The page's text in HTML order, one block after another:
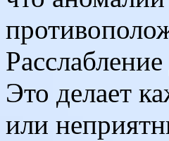
Это делает
или